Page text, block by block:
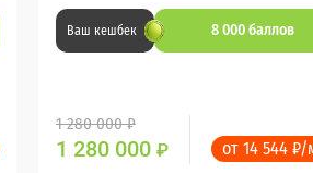
Ваш кешбек 8 000 баллов
1 280 000 ₽
1 280 000 ₽ от 14 544 ₽/